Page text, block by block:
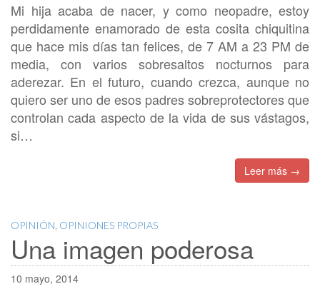
Mi hija acaba de nacer, y como neopadre, estoy
perdidamente enamorado de esta cosita chiquitina
que hace mis días tan felices, de 7 AM a 23 PM de
media, con varios sobresaltos nocturnos para
aderezar. En el futuro, cuando crezca, aunque no
quiero ser uno de esos padres sobreprotectores que
controlan cada aspecto de la vida de sus vástagos,
si…
Leer más →
OPINIÓN OPINIONES PROPIAS
Una imagen poderosa
10 mayo, 2014